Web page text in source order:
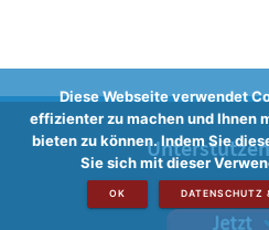
Diese Webseite verwendet
effizienter zu machen und Ihnen
bieten zu können. Indem Sie
Sie sich mit dieser
OK DATENSCHUTZ